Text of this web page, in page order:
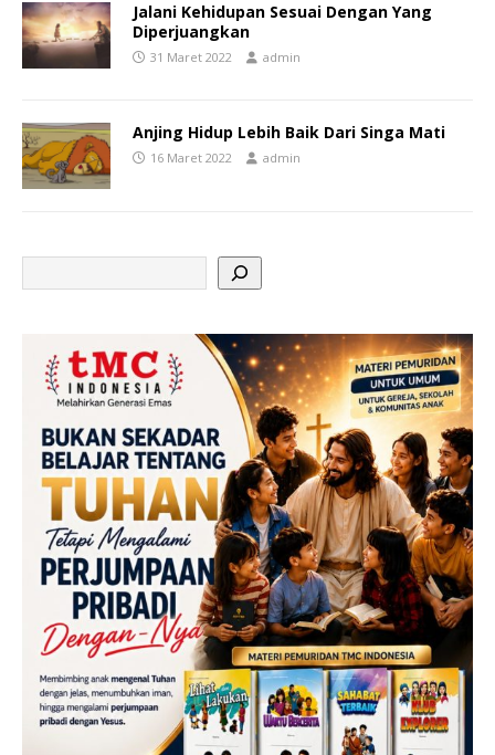
Jalani Kehidupan Sesuai Dengan Yang
Diperjuangkan
31 Maret 2022 admin
Anjing Hidup Lebih Baik Dari Singa Mati
16 Maret 2022 admin